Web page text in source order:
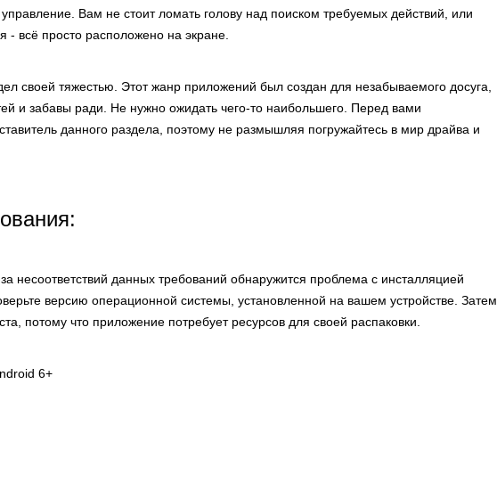
Вам не стоит ломать голову над поиском требуемых действий, или
- всё просто расположено на экране.
своей тяжестью. Этот жанр приложений был создан для незабываемого досуга,
и забавы ради. Не нужно ожидать чего-то наибольшего. Перед вами
данного раздела, поэтому не размышляя погружайтесь в мир драйва и
несоответствий данных требований обнаружится проблема с инсталляцией
версию операционной системы, установленной на вашем устройстве. Затем
потому что приложение потребует ресурсов для своей распаковки.
6+